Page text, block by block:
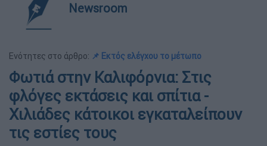
Newsroom
Ενότητες στο άρθρο: 📌 Εκτός ελέγχου το μέτωπο
Φωτιά στην Καλιφόρνια: Στις
φλόγες εκτάσεις και σπίτια -
Χιλιάδες κάτοικοι εγκαταλείπουν
τις εστίες τους